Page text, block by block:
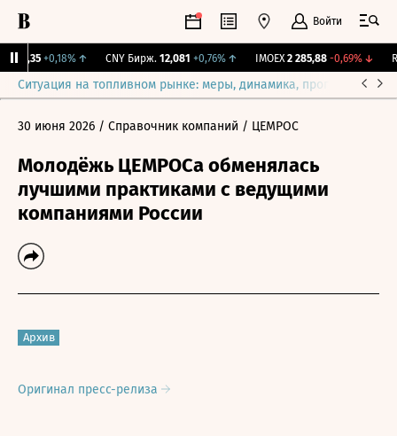
Войти
115,35 +0,18%↑ CNY Бирж. 12,081 +0,76%↑ IMOEX 2 285,88 -0,69%↓
Ситуация на топливном рынке: меры, динамика, прогнозы
30 июня 2026 / Справочник компаний / ЦЕМРОС
Молодёжь ЦЕМРОСа обменялась
лучшими практиками с ведущими
компаниями России
Архив
Оригинал пресс-релиза